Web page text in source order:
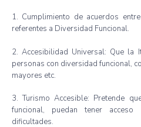
1. Cumplimiento de acuerdos entre
referentes a Diversidad Funcional.
2.Accesibilidad Universal: Que la
personas con diversidad funcional,
mayores etc.
3.Turismo Accesible: Pretende
funcional, puedan tener acceso
dificultades.